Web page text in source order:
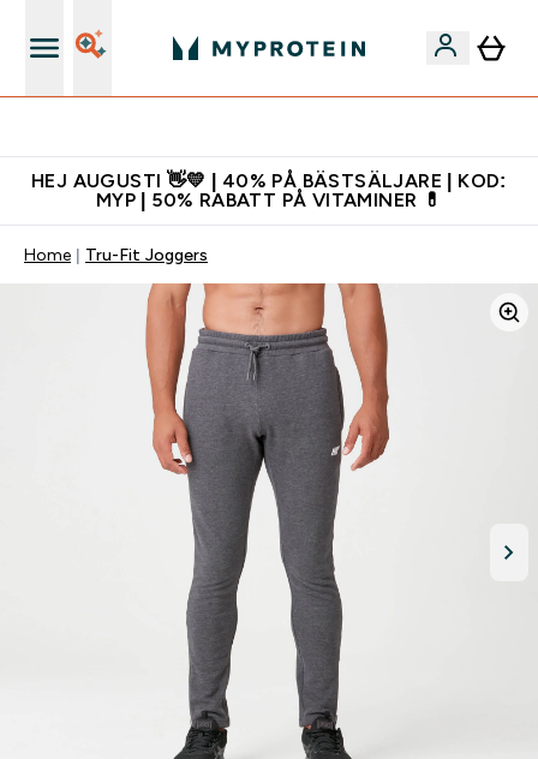
HEJ AUGUSTI 👋💛 | 40% PÅ BÄSTSÄLJARE | KOD:
MYP | 50% RABATT PÅ VITAMINER 💊
Home Tru-Fit Joggers